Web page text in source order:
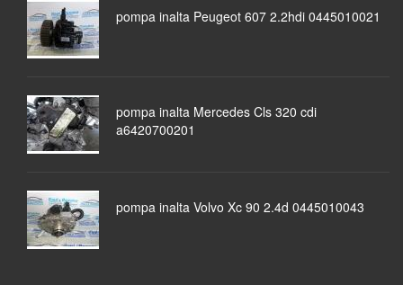
pompa inalta Peugeot 607 2.2hdi 0445010021
pompa inalta Mercedes Cls 320 cdi
a6420700201
pompa inalta Volvo Xc 90 2.4d 0445010043